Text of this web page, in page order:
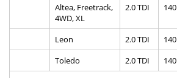
Altea, Freetrack,
4WD, XL
2.0 TDI 140
Leon 2.0 TDI 140
Toledo
2.0 TDI 140